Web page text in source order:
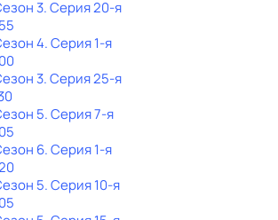
3. Серия 20-я
4. Серия 1-я
3. Серия 25-я
5. Серия 7-я
6. Серия 1-я
5. Серия 10-я